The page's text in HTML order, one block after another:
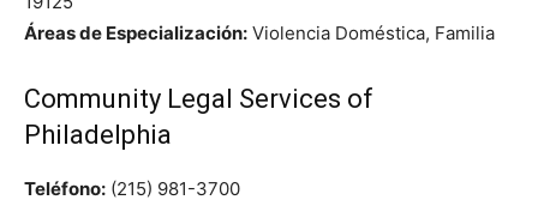
Áreas de Especialización: Violencia Doméstica, Familia
Community Legal Services of
Philadelphia
Teléfono: (215) 981-3700